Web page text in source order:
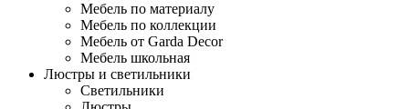
Мебель по материалу
Мебель по коллекции
Мебель от Garda Decor
Мебель школьная
Люстры и светильники
Светильники